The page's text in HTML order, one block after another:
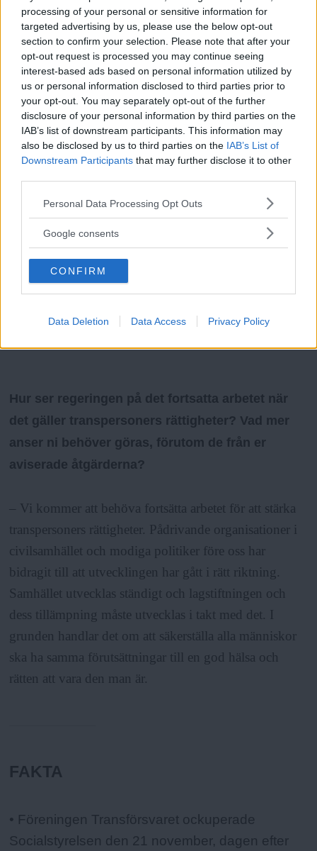
processing of your personal or sensitive information for
targeted advertising by us, please use the below opt-out
section to confirm your selection. Please note that after your
opt-out request is processed you may continue seeing
interest-based ads based on personal information utilized by
us or personal information disclosed to third parties prior to
your opt-out. You may separately opt-out of the further
disclosure of your personal information by third parties on the
IAB’s list of downstream participants. This information may
also be disclosed by us to third parties on the IAB’s List of
Downstream Participants that may further disclose it to other
Please note that this website/app uses one or more Google
not limited to your visit or usage behaviour. You may click to
use your data for below specified purposes in below Google
consent section.
Personal Data Processing Opt Outs
Google consents
CONFIRM
Data Deletion Data Access Privacy Policy
Läs Frias efterträdare!
Syreär Sveriges enda gröna dagstidning som
finns både digitalt och i tryck.
att bättre se vilka insatser som krävs. Jag önskar såklart
att mer var gjort sedan tidigare.
Fler än någonsin vill ändra sitt juridiska kön,
hittills 170 personer i år (fram till i augusti),
skriver DN. I Norge är detta numera möjligt utan
medicinsk utredning. Ser ni något behov av
motsvarande lagändring i Sverige?
Regeringskansliet och vi hoppas på att kunna
återkomma inom kort med hur vi går vidare med
Hur ser regeringen på det fortsatta arbetet när
det gäller transpersoners rättigheter? Vad mer
anser ni behöver göras, förutom de från er
aviserade åtgärderna?
– Vi kommer att behöva fortsätta arbetet för att stärka
transpersoners rättigheter. Pådrivande organisationer i
civilsamhället och modiga politiker före oss har
bidragit till att utvecklingen har gått i rätt riktning.
Samhället utvecklas ständigt och lagstiftningen och
dess tillämpning måste utvecklas i takt med det. I
grunden handlar det om att säkerställa alla människor
ska ha samma förutsättningar till en god hälsa och
rätten att vara den man är.
Fakta:
FAKTA
• Föreningen Transförsvaret ockuperade
Socialstyrelsen den 21 november, dagen efter